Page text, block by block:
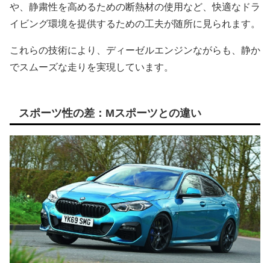
や、静粛性を高めるための断熱材の使用など、快適なドラ
イビング環境を提供するための工夫が随所に見られます。
これらの技術により、ディーゼルエンジンながらも、静か
でスムーズな走りを実現しています。
スポーツ性の差：Mスポーツとの違い